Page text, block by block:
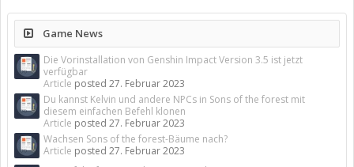
Game News
Die Vorinstallation von Genshin Impact Version 3.5 ist jetzt
verfügbar
Article posted 27. Februar 2023
Du kannst Kelvin und andere NPCs in Sons of the forest mit
diesem einfachen Befehl klonen
Article posted 27. Februar 2023
Wachsen Sons of the forest-Bäume nach?
Article posted 27. Februar 2023